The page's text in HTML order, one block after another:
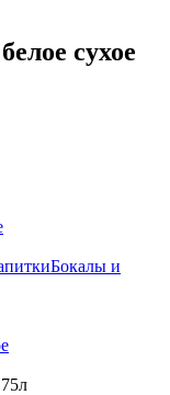
сухое
Бокалы и